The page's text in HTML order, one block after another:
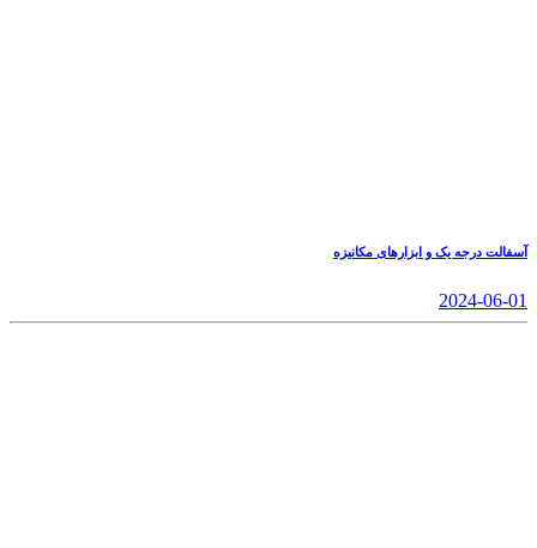
آسفالت درجه یک و ابزارهای مکانیزه
2024-06-01